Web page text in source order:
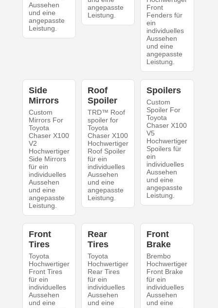
Aussehen
und eine
angepasste
Leistung.
angepasste
Leistung.
Front
Fenders für
ein
individuelles
Aussehen
und eine
angepasste
Leistung.
Side
Mirrors
Custom
Mirrors For
Toyota
Chaser X100
V2
Hochwertiger
Side Mirrors
für ein
individuelles
Aussehen
und eine
angepasste
Leistung.
Roof
Spoiler
TRD™ Roof
spoiler for
Toyota
Chaser X100
Hochwertiger
Roof Spoiler
für ein
individuelles
Aussehen
und eine
angepasste
Leistung.
Spoilers
Custom
Spoiler For
Toyota
Chaser X100
V5
Hochwertiger
Spoilers für
ein
individuelles
Aussehen
und eine
angepasste
Leistung.
Front
Tires
Toyota
Hochwertiger
Front Tires
für ein
individuelles
Aussehen
und eine
Rear
Tires
Toyota
Hochwertiger
Rear Tires
für ein
individuelles
Aussehen
und eine
Front
Brake
Brembo
Hochwertiger
Front Brake
für ein
individuelles
Aussehen
und eine